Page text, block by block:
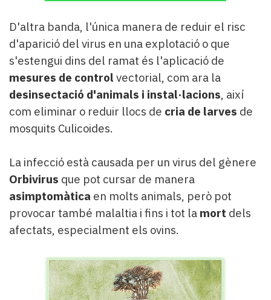
D'altra banda, l'única manera de reduir el risc
d'aparició del virus en una explotació o que
s'estengui dins del ramat és l'aplicació de
mesures de control vectorial, com ara la
desinsectació d'animals i instal·lacions, així
com eliminar o reduir llocs de cria de larves de
mosquits Culicoides.
La infecció està causada per un virus del gènere
Orbivirus que pot cursar de manera
asimptomàtica en molts animals, però pot
provocar també malaltia i fins i tot la mort dels
afectats, especialment els ovins.